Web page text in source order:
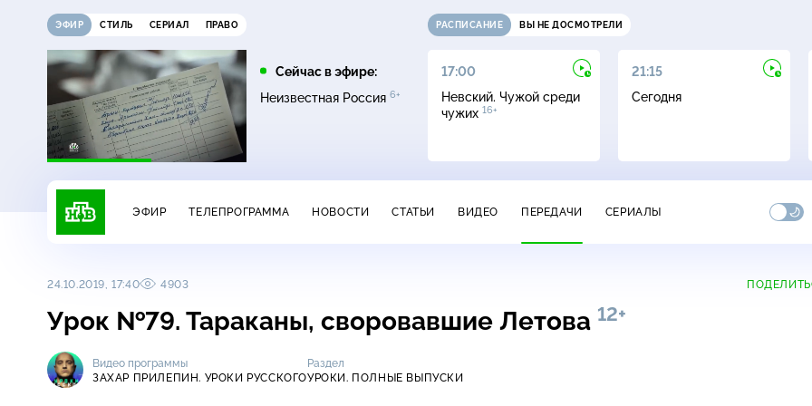
ЭФИР СТИЛЬ СЕРИАЛ ПРАВО
Сейчас в эфире:
Неизвестная Россия 6+
РАСПИСАНИЕ ВЫ НЕ ДОСМОТРЕЛИ
13:45
Невский. Проверка на
прочность16+
16:00
Сегодня
17:00
Невский. Чужой среди
чужих 16+
21:15
Сегодня
ЭФИР ТЕЛЕПРОГРАММА НОВОСТИ СТАТЬИ ВИДЕО ПЕРЕДАЧИ СЕРИАЛЫ
24.10.2019, 17:40 4903
Урок №79. Тараканы, своровавшие Летова 12+
Видео программы
ЗАХАР ПРИЛЕПИН. УРОКИ РУССКОГО
Раздел
УРОКИ. ПОЛНЫЕ ВЫПУСКИ